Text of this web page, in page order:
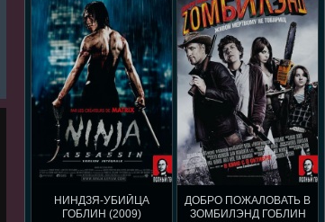
НИНДЗЯ-УБИЙЦА
ГОБЛИН (2009)
ДОБРО ПОЖАЛОВАТЬ В
ЗОМБИЛЭНД ГОБЛИН